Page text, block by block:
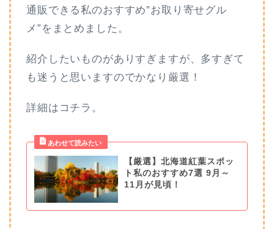
通販できる私のおすすめ”お取り寄せグル
メ”をまとめました。
紹介したいものがありすぎますが、多すぎて
も迷うと思いますのでかなり厳選！
詳細はコチラ。
【厳選】北海道紅葉スポッ
ト私のおすすめ7選 9月～
11月が見頃！